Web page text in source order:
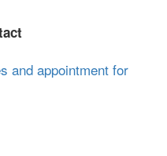
and appointment for